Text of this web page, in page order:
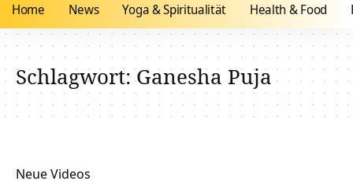
Home News Yoga & Spiritualität Health & Food
Schlagwort:Ganesha Puja
Neue Videos